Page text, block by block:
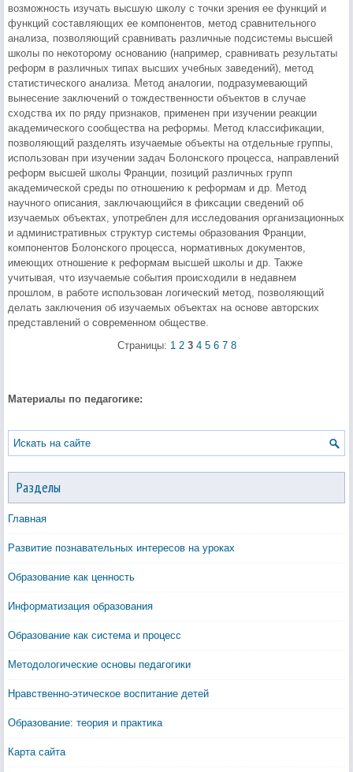
возможность изучать высшую школу с точки зрения ее функций и
функций составляющих ее компонентов, метод сравнительного
анализа, позволяющий сравнивать различные подсистемы высшей
школы по некоторому основанию (например, сравнивать результаты
реформ в различных типах высших учебных заведений), метод
статистического анализа. Метод аналогии, подразумевающий
вынесение заключений о тождественности объектов в случае
сходства их по ряду признаков, применен при изучении реакции
академического сообщества на реформы. Метод классификации,
позволяющий разделять изучаемые объекты на отдельные группы,
использован при изучении задач Болонского процесса, направлений
реформ высшей школы Франции, позиций различных групп
академической среды по отношению к реформам и др. Метод
научного описания, заключающийся в фиксации сведений об
изучаемых объектах, употреблен для исследования организационных
и административных структур системы образования Франции,
компонентов Болонского процесса, нормативных документов,
имеющих отношение к реформам высшей школы и др. Также
учитывая, что изучаемые события происходили в недавнем
прошлом, в работе использован логический метод, позволяющий
делать заключения об изучаемых объектах на основе авторских
представлений о современном обществе.
Страницы: 1 2 3 4 5 6 7 8
Материалы по педагогике:
Разделы
Главная
Развитие познавательных интересов на уроках
Образование как ценность
Информатизация образования
Образование как система и процесс
Методологические основы педагогики
Нравственно-этическое воспитание детей
Образование: теория и практика
Карта сайта